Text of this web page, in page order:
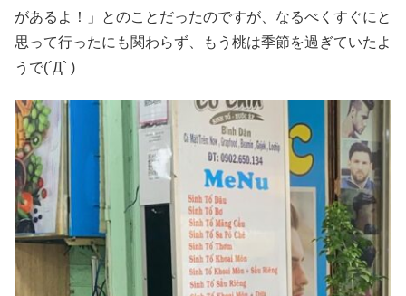
があるよ！」とのことだったのですが、なるべくすぐにと
思って行ったにも関わらず、もう桃は季節を過ぎていたよ
うで(´Д` )